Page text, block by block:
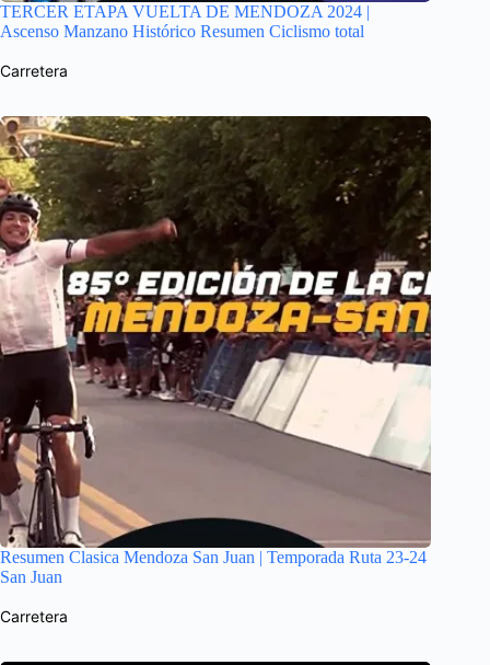
TERCER ETAPA VUELTA DE MENDOZA 2024 |
Ascenso Manzano Histórico Resumen Ciclismo total
Carretera
Resumen Clasica Mendoza San Juan | Temporada Ruta 23-24
San Juan
Carretera